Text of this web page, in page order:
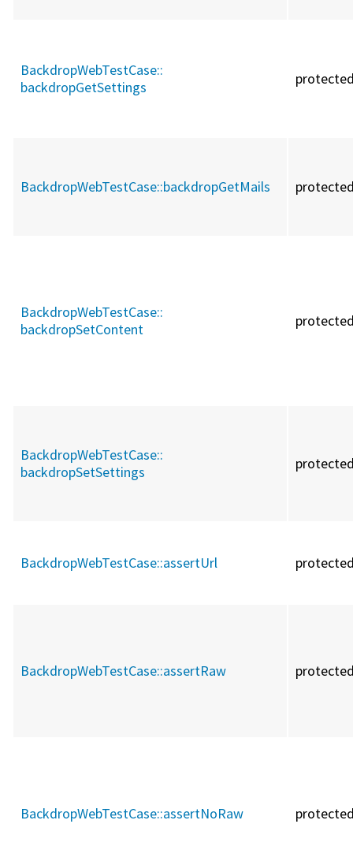
BackdropWebTestCase::
backdropGetSettings
BackdropWebTestCase::backdropGetMails
BackdropWebTestCase::
backdropSetContent
BackdropWebTestCase::
backdropSetSettings
BackdropWebTestCase::assertUrl
BackdropWebTestCase::assertRaw
BackdropWebTestCase::assertNoRaw